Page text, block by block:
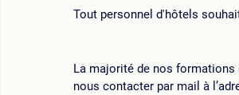
Tout personnel d'hôtels
La majorité de nos formations
nous contacter par mail à